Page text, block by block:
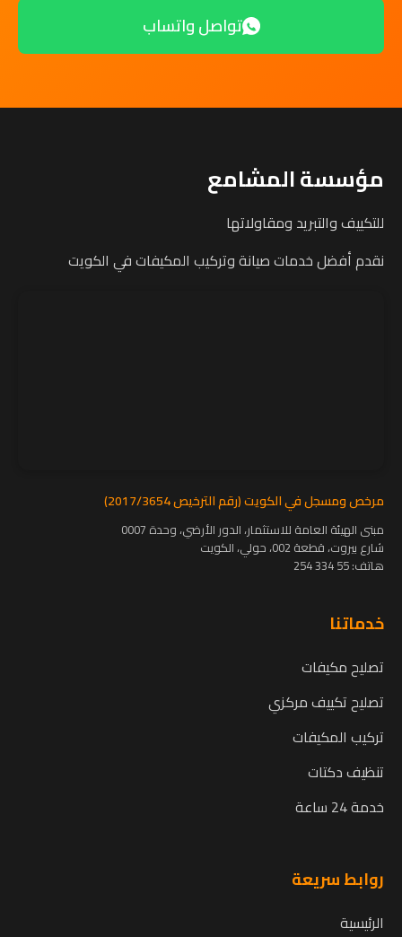
تواصل واتساب
مؤسسة المشامع
للتكييف والتبريد ومقاولاتها
نقدم أفضل خدمات صيانة وتركيب المكيفات في الكويت
مرخص ومسجل في الكويت (رقم الترخيص 2017/3654)
مبنى الهيئة العامة للاستثمار، الدور الأرضي، وحدة 0007
شارع بيروت، قطعة 002، حولي، الكويت
هاتف:55 334 254
خدماتنا
تصليح مكيفات
تصليح تكييف مركزي
تركيب المكيفات
تنظيف دكتات
خدمة 24 ساعة
روابط سريعة
الرئيسية